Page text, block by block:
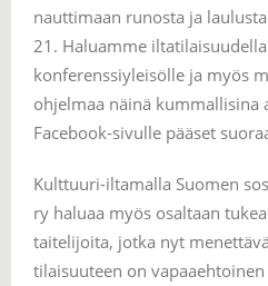
nauttimaan runosta ja
21. Haluamme
konferenssiyleisölle ja myös
ohjelmaa näinä kummallisina
Facebook-sivulle pääset
Kulttuuri-iltamalla Suomen
ry haluaa myös osaltaan
taitelijoita, jotka nyt
tilaisuuteen on